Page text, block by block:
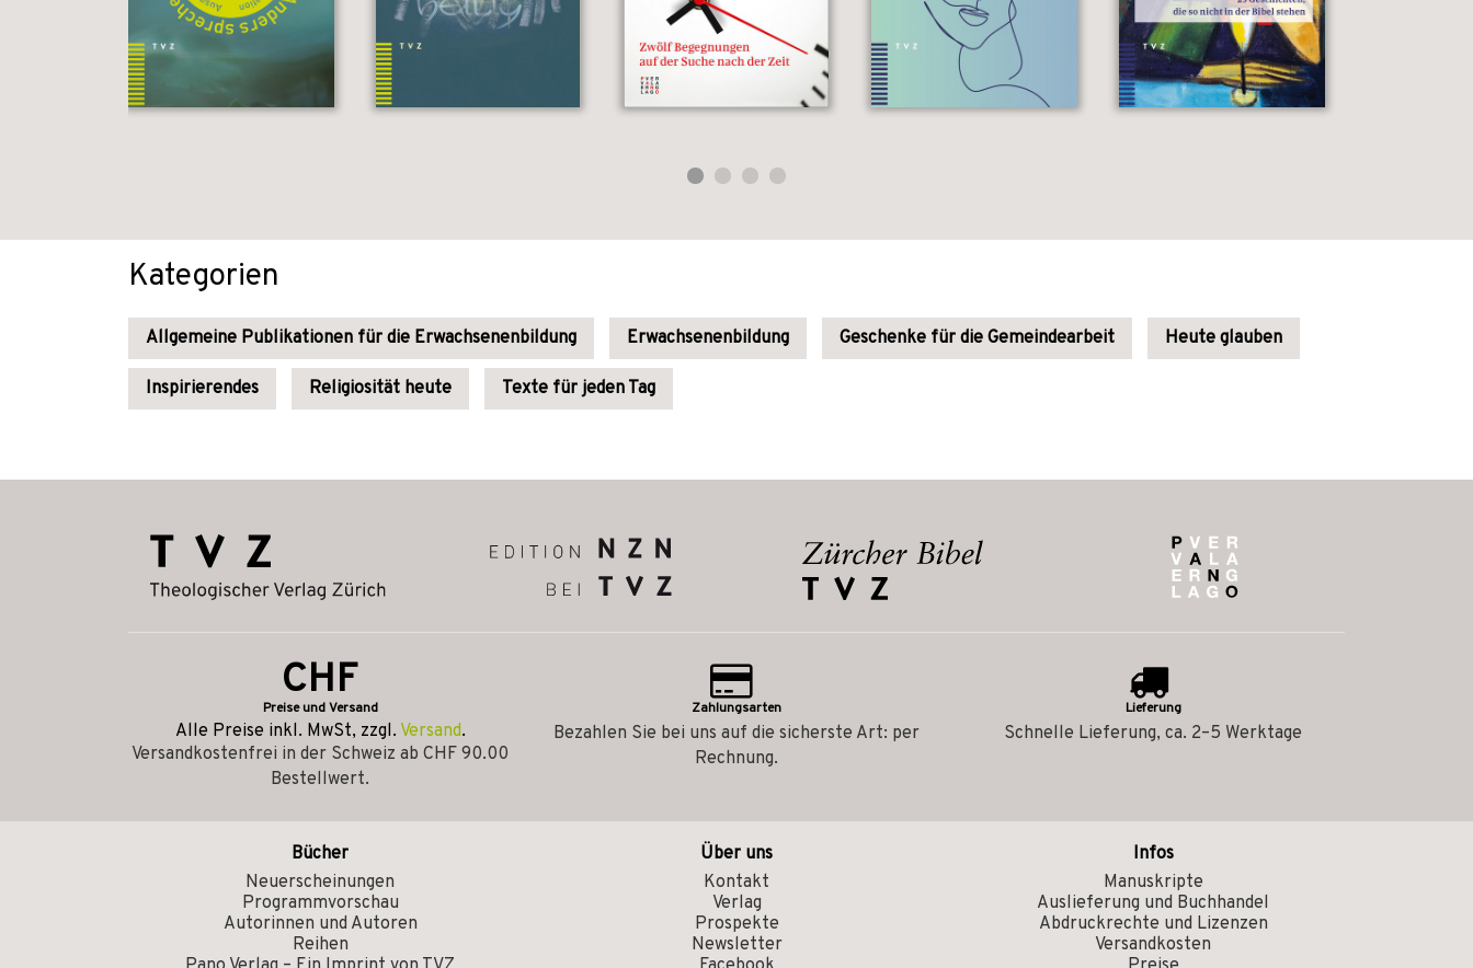
Kategorien
Allgemeine Publikationen für die Erwachsenenbildung Erwachsenenbildung Geschenke für die Gemeindearbeit Heute glauben
Inspirierendes Religiosität heute Texte für jeden Tag
CHF
Preise und Versand
Alle Preise inkl. MwSt, zzgl. Versand.
Versandkostenfrei in der Schweiz ab CHF 90.00
Bestellwert.
Zahlungsarten
Bezahlen Sie bei uns auf die sicherste Art: per
Rechnung.
Lieferung
Schnelle Lieferung, ca. 2–5 Werktage
Bücher
Neuerscheinungen
Programmvorschau
Autorinnen und Autoren
Reihen
Über uns
Kontakt
Verlag
Prospekte
Newsletter
Infos
Manuskripte
Auslieferung und Buchhandel
Abdruckrechte und Lizenzen
Versandkosten